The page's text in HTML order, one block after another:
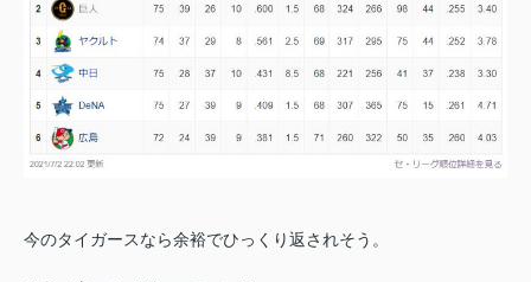
今のタイガースなら余裕でひっくり返されそう。